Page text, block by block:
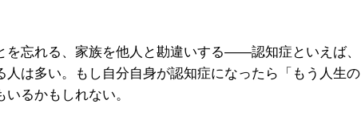
忘れる、家族を他人と勘違いする――認知症といえば、
人は多い。もし自分自身が認知症になったら「もう人生の
るかもしれない。